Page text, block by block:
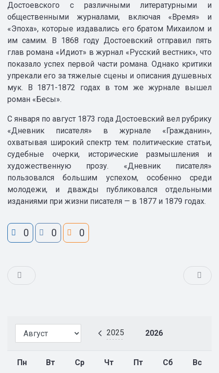
2025 2026
Пн Вт Ср Чт Пт Сб Вс
Достоевского с различными литературными и
общественными журналами, включая «Время» и
«Эпоха», которые издавались его братом Михаилом и
им самим. В 1868 году Достоевский отправил пять
глав романа «Идиот» в журнал «Русский вестник», что
показало успех первой части романа. Однако критики
упрекали его за тяжелые сцены и описания душевных
мук. В 1871-1872 годах в том же журнале вышел
роман «Бесы».
С января по август 1873 года Достоевский вел рубрику
«Дневник писателя» в журнале «Гражданин»,
охватывая широкий спектр тем: политические статьи,
судебные очерки, исторические размышления и
художественную прозу. «Дневник писателя»
пользовался большим успехом, особенно среди
молодежи, и дважды публиковался отдельными
изданиями при жизни писателя — в 1877 и 1879 годах.
0 0 0